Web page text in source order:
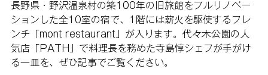
長野県・野沢温泉村の築100年の旧旅館をフルリノベー
ションした全10室の宿で、1階には薪火を駆使するフレ
ンチ「mont restaurant」が入ります。代々木公園の人
気店「PATH」で料理長を務めた寺島惇シェフが手がけ
る一皿を、ぜひ記事でご覧ください。